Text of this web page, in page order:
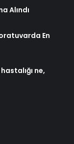
Alındı
En
ne,